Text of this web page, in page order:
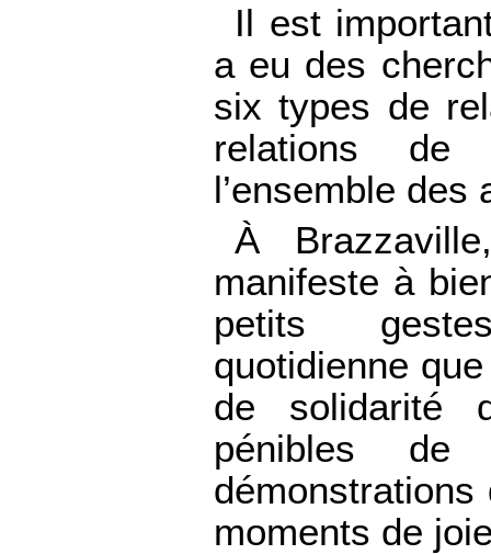
Il est
a eu des
six types de
relations
l’ensemble des
À
manifeste à
petits
quotidienne
de solidarité
pénibles
moments de